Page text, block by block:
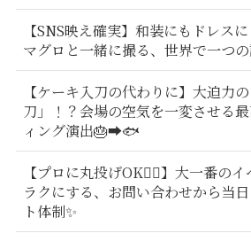
【SNS映え確実】和装にもドレス
マグロと一緒に撮る、世界で一つ
【ケーキ入刀の代わりに】大迫力
刀」！？会場の空気を一変させる
ィング演出🎂➡️🐟
【プロに丸投げOK🙆‍♂️】大一番の
ラクにする、お問い合わせから当
ト体制✨